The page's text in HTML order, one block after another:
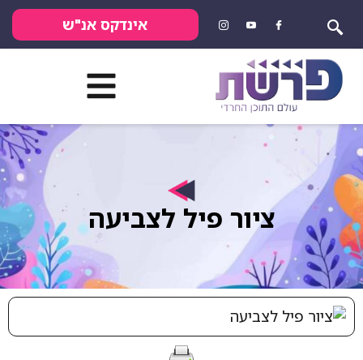
אינדקס אנ"ש
ציור פיל לצביעה